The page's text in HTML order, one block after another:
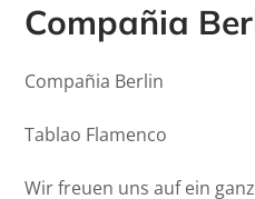
Compañia
Compañia Berlin
Tablao Flamenco
Wir freuen uns auf ein